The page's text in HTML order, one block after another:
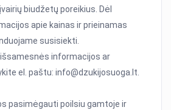
biudžetų poreikius. Dėl
apie kainas ir prieinamas
susisiekti.
išsamesnės informacijos ar
el. paštu: info@dzukijosuoga.lt.
pasimėgauti poilsiu gamtoje ir